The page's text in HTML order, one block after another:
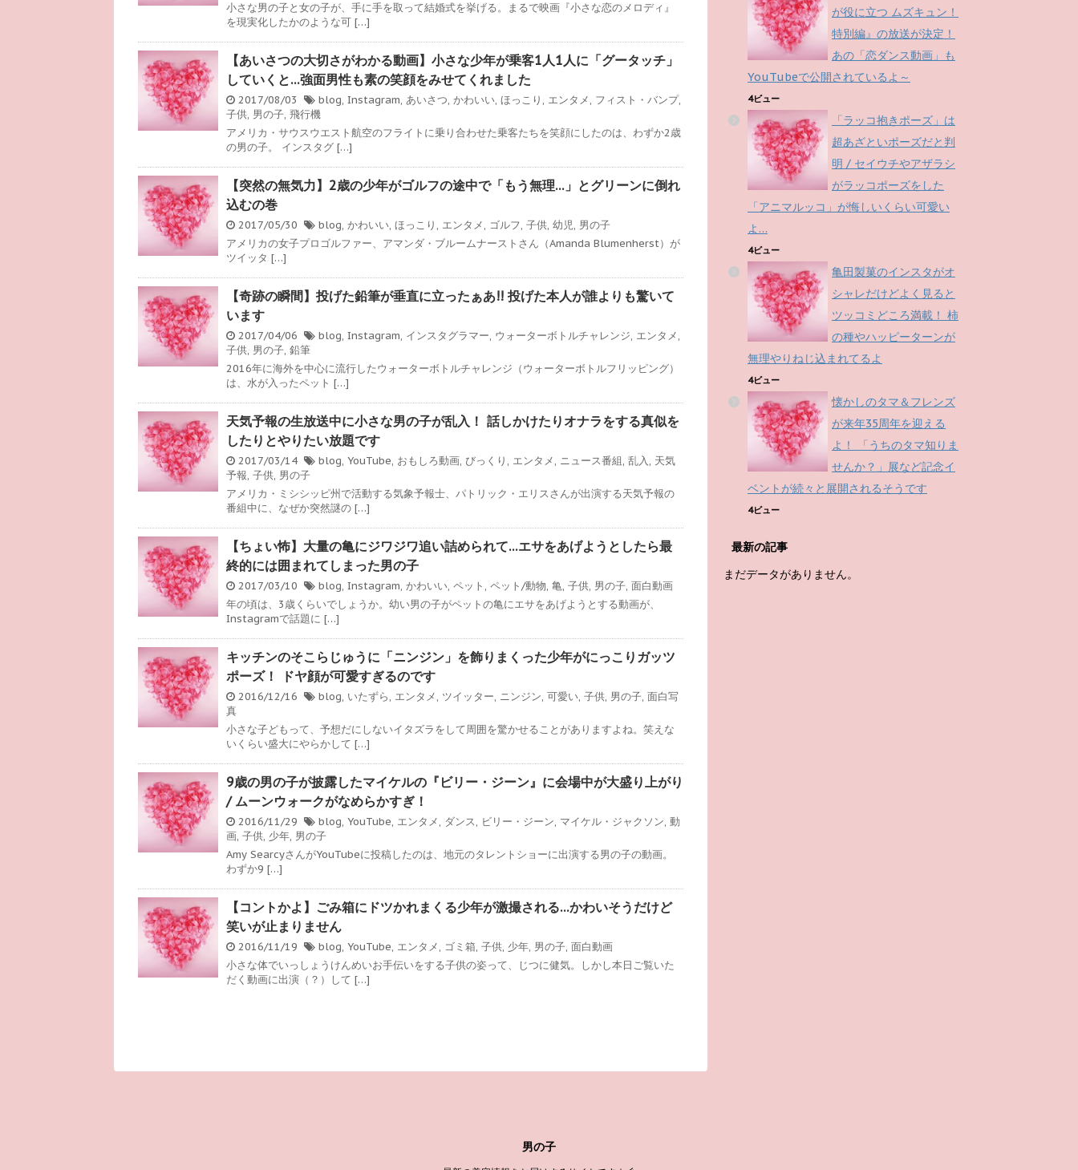
小さな男の子と女の子が、手に手を取って結婚式を挙げる。まるで映画『小さな恋のメロディ』
を現実化したかのような可 […]
【あいさつの大切さがわかる動画】小さな少年が乗客1人1人に「グータッチ」
していくと…強面男性も素の笑顔をみせてくれました
2017/08/03 blog, Instagram, あいさつ, かわいい, ほっこり , エンタメ, フィスト・バンプ,
子供, 男の子, 飛行機
アメリカ・サウスウエスト航空のフライトに乗り合わせた乗客たちを笑顔にしたのは、わずか2歳
の男の子。 インスタグ […]
【突然の無気力】2歳の少年がゴルフの途中で「もう無理…」とグリーンに倒れ
込むの巻
2017/05/30 blog, かわいい, ほっこり , エンタメ, ゴルフ, 子供, 幼児, 男の子
アメリカの女子プロゴルファー、アマンダ・ブルームナーストさん（Amanda Blumenherst）が
ツイッタ […]
【奇跡の瞬間】投げた鉛筆が垂直に立ったぁあ!! 投げた本人が誰よりも驚いて
います
2017/04/06 blog, Instagram, インスタグラマー, ウォーターボトルチャレンジ, エンタメ,
子供, 男の子, 鉛筆
2016年に海外を中心に流行したウォーターボトルチャレンジ（ウォーターボトルフリッピング）
は、水が入ったペット […]
天気予報の生放送中に小さな男の子が乱入！ 話しかけたりオナラをする真似を
したりとやりたい放題です
2017/03/14 blog, YouTube, おもしろ動画, びっくり , エンタメ, ニュース番組, 乱入, 天気
予報, 子供, 男の子
アメリカ・ミシシッピ州で活動する気象予報士、パトリック・エリスさんが出演する天気予報の
番組中に、なぜか突然謎の […]
【ちょい怖】大量の亀にジワジワ追い詰められて…エサをあげようとしたら最
終的には囲まれてしまった男の子
2017/03/10 blog, Instagram, かわいい, ペット , ペット/動物, 亀, 子供, 男の子, 面白動画
年の頃は、3歳くらいでしょうか。幼い男の子がペットの亀にエサをあげようとする動画が、
Instagramで話題に […]
キッチンのそこらじゅうに「ニンジン」を飾りまくった少年がにっこりガッツ
ポーズ！ ドヤ顔が可愛すぎるのです
2016/12/16 blog, いたずら, エンタメ, ツイッター, ニンジン, 可愛い, 子供, 男の子, 面白写
真
小さな子どもって、予想だにしないイタズラをして周囲を驚かせることがありますよね。笑えな
いくらい盛大にやらかして […]
9歳の男の子が披露したマイケルの『ビリー・ジーン』に会場中が大盛り上がり
/ ムーンウォークがなめらかすぎ！
2016/11/29 blog, YouTube, エンタメ, ダンス, ビリー・ジーン, マイケル・ジャクソン, 動
画, 子供, 少年, 男の子
Amy SearcyさんがYouTubeに投稿したのは、地元のタレントショーに出演する男の子の動画。
わずか9 […]
【コントかよ】ごみ箱にドツかれまくる少年が激撮される…かわいそうだけど
笑いが止まりません
2016/11/19 blog, YouTube, エンタメ, ゴミ箱, 子供, 少年, 男の子, 面白動画
小さな体でいっしょうけんめいお手伝いをする子供の姿って、じつに健気。しかし本日ご覧いた
だく動画に出演（？）して […]
が役に立つ ムズキュン！
特別編』の放送が決定！
あの「恋ダンス動画」も
YouTubeで公開されているよ～
4ビュー
「ラッコ抱きポーズ」は
超あざといポーズだと判
明 / セイウチやアザラシ
がラッコポーズをした
「アニマルッコ」が悔しいくらい可愛い
よ…
4ビュー
亀田製菓のインスタがオ
シャレだけどよく見ると
ツッコミどころ満載！ 柿
の種やハッピーターンが
無理やりねじ込まれてるよ
4ビュー
懐かしのタマ＆フレンズ
が来年35周年を迎える
よ！ 「うちのタマ知りま
せんか？」展など記念イ
ベントが続々と展開されるそうです
4ビュー
最新の記事
まだデータがありません。
男の子